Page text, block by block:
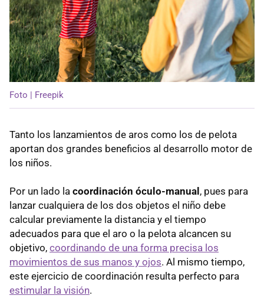
Foto | Freepik
Tanto los lanzamientos de aros como los de pelota
aportan dos grandes beneficios al desarrollo motor de
los niños.
Por un lado la coordinación óculo-manual , pues para
lanzar cualquiera de los dos objetos el niño debe
calcular previamente la distancia y el tiempo
adecuados para que el aro o la pelota alcancen su
objetivo, coordinando de una forma precisa los
movimientos de sus manos y ojos. Al mismo tiempo,
este ejercicio de coordinación resulta perfecto para
estimular la visión.